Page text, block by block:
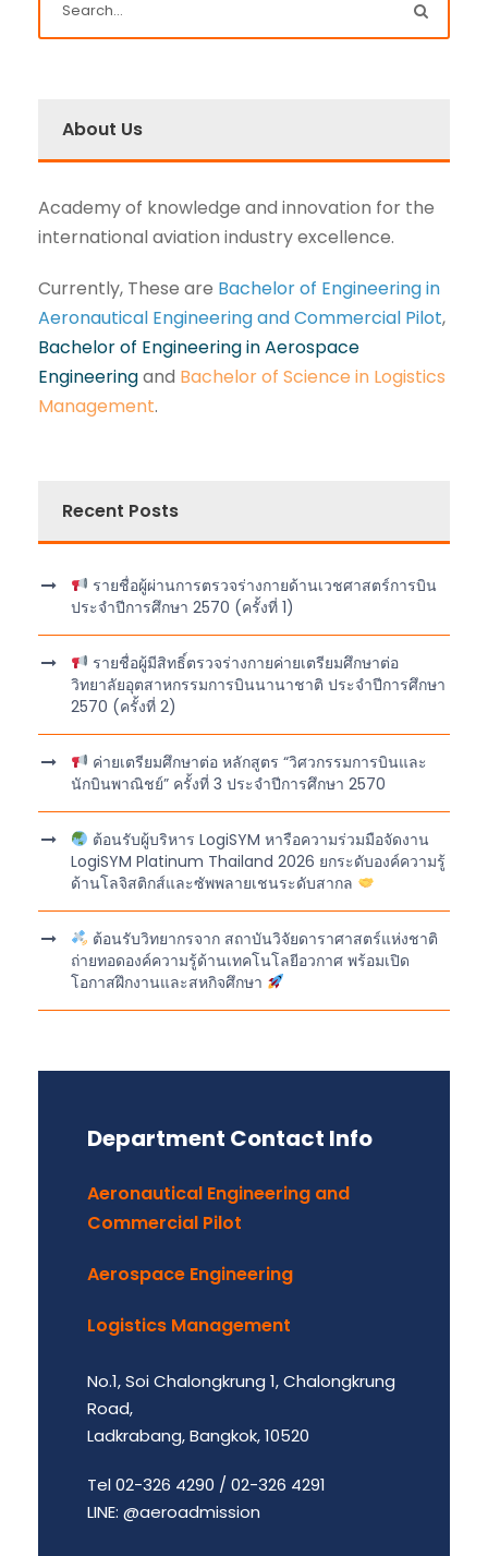
About Us
Academy of knowledge and innovation for the
international aviation industry excellence.
Currently, These are Bachelor of Engineering in
Aeronautical Engineering and Commercial Pilot,
Bachelor of Engineering in Aerospace
Engineeringand Bachelor of Science in Logistics
Management.
Recent Posts
รายชื่อผู้ผ่านการตรวจร่างกายด้านเวชศาสตร์การบิน
ประจำปีการศึกษา 2570 (ครั้งที่ 1)
รายชื่อผู้มีสิทธิ์ตรวจร่างกายค่ายเตรียมศึกษาต่อ
วิทยาลัยอุตสาหกรรมการบินนานาชาติ ประจำปีการศึกษา
2570 (ครั้งที่ 2)
ค่ายเตรียมศึกษาต่อ หลักสูตร “วิศวกรรมการบินและ
นักบินพาณิชย์” ครั้งที่ 3 ประจำปีการศึกษา 2570
ต้อนรับผู้บริหาร LogiSYM หารือความร่วมมือจัดงาน
LogiSYM Platinum Thailand 2026 ยกระดับองค์ความรู้
ด้านโลจิสติกส์และซัพพลายเชนระดับสากล
ต้อนรับวิทยากรจาก สถาบันวิจัยดาราศาสตร์แห่งชาติ
ถ่ายทอดองค์ความรู้ด้านเทคโนโลยีอวกาศ พร้อมเปิด
โอกาสฝึกงานและสหกิจศึกษา
Department Contact Info
Aeronautical Engineering and
Commercial Pilot
Aerospace Engineering
Logistics Management
No.1, Soi Chalongkrung 1, Chalongkrung
Road,
Ladkrabang, Bangkok, 10520
Tel 02-326 4290 / 02-326 4291
LINE: @aeroadmission